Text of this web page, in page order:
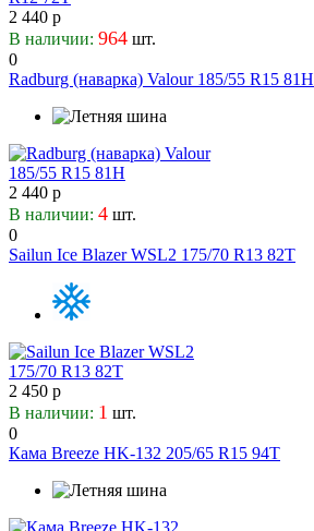
355
36
38
38.5
39
40
42
5
6
6.5
6.7
7
8.25
8.5
Contyre
Cooper
Crossleader
CST
Delinte
Delmax
Diamondback
Double Coin
Double Star
Doupro
Duraturn
Dynamo
Evergreen
Farroad
Federal
2 440 р
В наличии: 964 шт.
0
Radburg (наварка) Valour 185/55 R15 81H
2 440 р
В наличии: 4 шт.
0
Sailun Ice Blazer WSL2 175/70 R13 82T
2 450 р
В наличии: 1 шт.
0
Кама Breeze HK-132 205/65 R15 94T